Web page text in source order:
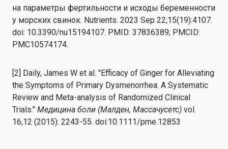
на параметры фертильности и исходы беременности
у морских свинок. Nutrients. 2023 Sep 22;15(19):4107.
doi: 10.3390/nu15194107. PMID: 37836389; PMCID:
PMC10574174.
[2] Daily, James W et al. "Efficacy of Ginger for Alleviating
the Symptoms of Primary Dysmenorrhea: A Systematic
Review and Meta-analysis of Randomized Clinical
Trials." Медицина боли (Малден, Массачусетс) vol.
16,12 (2015): 2243-55. doi:10.1111/pme.12853